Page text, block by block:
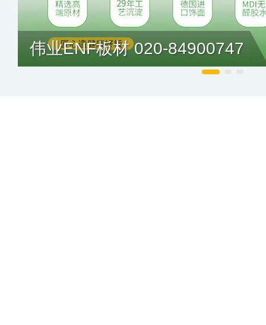
伟业ENF板材 020-84900747